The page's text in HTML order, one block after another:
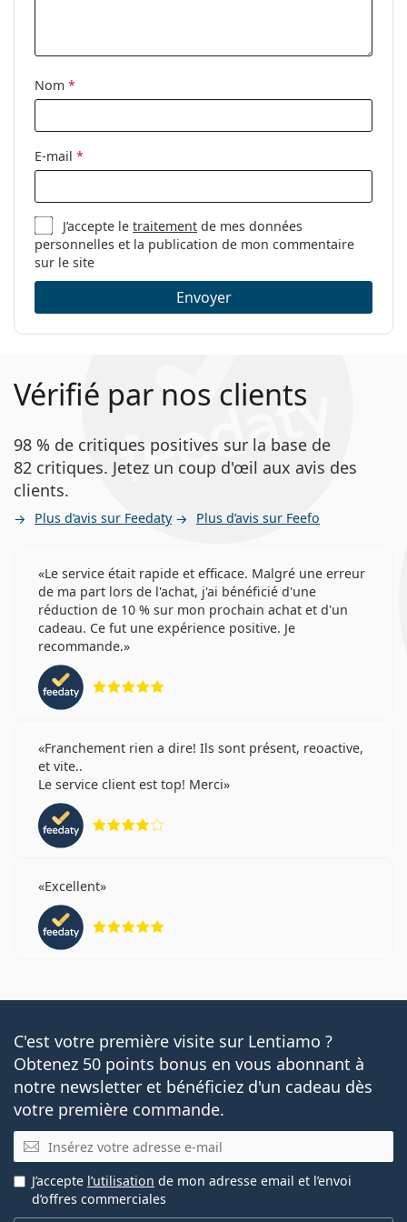
-10.00
-9.00
Plage de puissance - Plus jusqu'à...
+8.00
+6.50
Design “Soft Edge”
Oui
Teinte bleue
Oui
Oui
Non
Non
Les lentilles de contact Lenjoy 1 Day Comfort sont une
alternative possible pour :
Nom *
E-mail *
J’accepte letraitement de mes données
personnelles et la publication de mon commentaire
sur le site
Envoyer
Vérifié par nos clients
98 % de critiques positives sur la base de
82 critiques. Jetez un coup d'œil aux avis des
clients.
Plus d’avis sur Feedaty Plus d’avis sur Feefo
Le service était rapide et efficace. Malgré une erreur
de ma part lors de l'achat, j'ai bénéficié d'une
réduction de 10 % sur mon prochain achat et d'un
cadeau. Ce fut une expérience positive. Je
recommande.
Franchement rien a dire! Ils sont présent, reoactive,
et vite..
Le service client est top! Merci
Excellent
C'est votre première visite sur Lentiamo ?
Obtenez 50 points bonus en vous abonnant à
notre newsletter et bénéficiez d'un cadeau dès
votre première commande.
E-mail
J’accepte l’utilisation de mon adresse email et l’envoi
d’offres commerciales